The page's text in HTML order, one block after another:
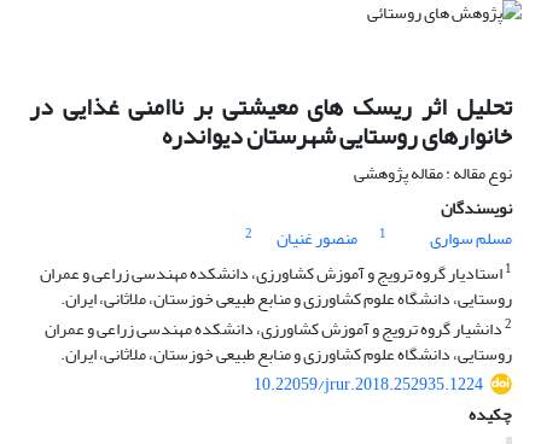
تحلیل اثر ریسک‏ های معیشتی بر ناامنی غذایی در
خانوارهای روستایی شهرستان دیواندره
نوع مقاله : مقاله پژوهشی
نویسندگان
مسلم سواری
1 منصور غنیان
2
1استادیار گروه ترویج و آموزش کشاورزی، دانشکده مهندسی زراعی و عمران
روستایی، دانشگاه علوم کشاورزی و منابع طبیعی خوزستان، ملاثانی، ایران.
2دانشیار گروه ترویج و آموزش کشاورزی، دانشکده مهندسی زراعی و عمران
روستایی، دانشگاه علوم کشاورزی و منابع طبیعی خوزستان، ملاثانی، ایران.
10.22059/jrur.2018.252935.1224
چکیده